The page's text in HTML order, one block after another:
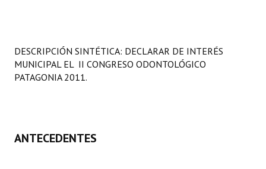
LEGISLACIÓN
Carta Orgánica 2007
DESCRIPCIÓN SINTÉTICA: DECLARAR DE INTERÉS
MUNICIPAL EL II CONGRESO ODONTOLÓGICO
PATAGONIA 2011.
ANTECEDENTES